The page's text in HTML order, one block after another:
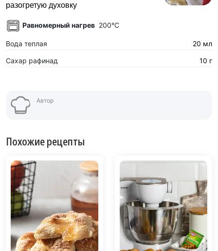
разогретую духовку
Равномерный нагрев 200°C
Вода теплая 20 мл
Сахар рафинад 10 г
Автор
Похожие рецепты